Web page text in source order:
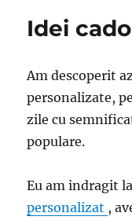
Idei
Am descoperit
personalizate,
zile cu
populare.
Eu am indragit
personalizat ,